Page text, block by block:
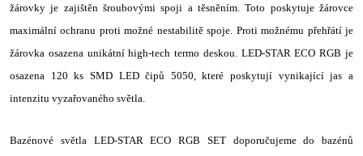
žárovky je zajištěn šroubovými spoji a těsněním. Toto poskytuje žárovce
maximální ochranu proti možné nestabilitě spoje. Proti možnému přehřátí je
žárovka osazena unikátní high-tech termo deskou. LED-STAR ECO RGB je
osazena 120 ks SMD LED čipů 5050, které poskytují vynikající jas a
intenzitu vyzařovaného světla.
Bazénové světla LED-STAR ECO RGB SET doporučujeme do bazénů